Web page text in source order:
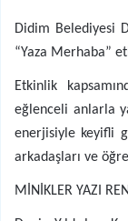
Didim Belediyesi
“Yaza Merhaba”
Etkinlik
eğlenceli anlarla
enerjisiyle keyifli
arkadaşları ve
MİNİKLER YAZI